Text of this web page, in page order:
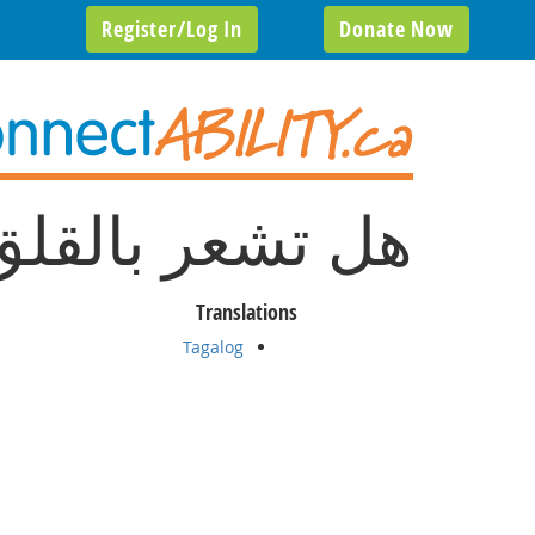
Donate Now
Register/Log In
ھل تشعر
Translations
Tagalog